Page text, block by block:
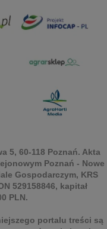
5, 60-118 Poznań. Akta
Poznań - Nowe
Gospodarczym, KRS
529158846, kapitał
PLN.
portalu treści są